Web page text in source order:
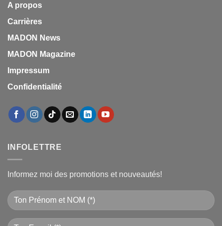
A propos
Carrières
MADON News
MADON Magazine
Impressum
Confidentialité
INFOLETTRE
Informez moi des promotions et nouveautés!